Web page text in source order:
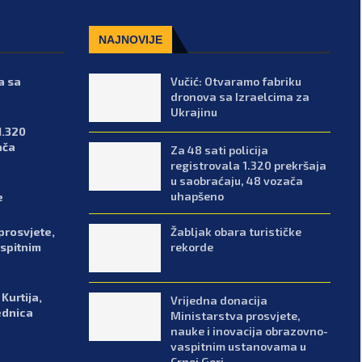
sa
NAJNOVIJE
Vučić: Otvaramo fabriku
dronova sa Izraelcima za
Ukrajinu
Za 48 sati policija
registrovala 1.320 prekršaja
u saobraćaju, 48 vozača
uhapšeno
Žabljak obara turističke
rekorde
Vrijedna donacija
Ministarstva prosvjete,
nauke i inovacija obrazovno-
vaspitnim ustanovama u